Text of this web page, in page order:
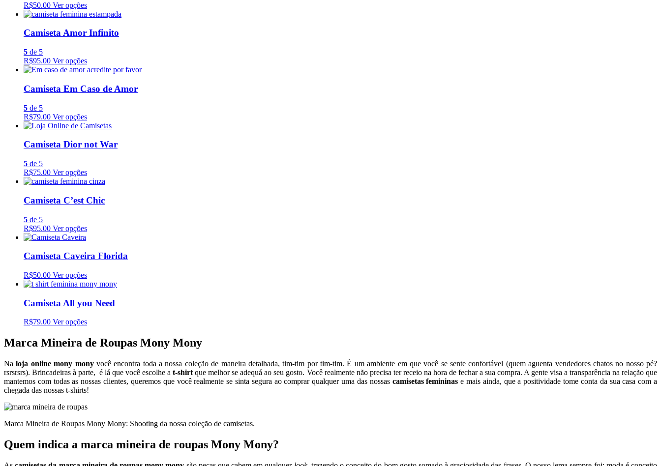
R$50.00 Ver opções
Camiseta Amor Infinito
5 de 5
R$95.00 Ver opções
Camiseta Em Caso de Amor
5 de 5
R$79.00 Ver opções
Camiseta Dior not War
5 de 5
R$75.00 Ver opções
Camiseta C’est Chic
5 de 5
R$95.00 Ver opções
Camiseta Caveira Florida
R$50.00 Ver opções
Camiseta All you Need
R$79.00 Ver opções
Marca Mineira de Roupas Mony Mony
Na loja online mony monyvocê encontra toda a nossa coleção de maneira detalhada, tim-tim por tim-tim. É um ambiente em que você se sente confortável (quem aguenta vendedores chatos no nosso pé?
rsrsrsrs). Brincadeiras à parte, é lá que você escolhe a t-shirt que melhor se adequá ao seu gosto. Você realmente não precisa ter receio na hora de fechar a sua compra. A gente visa a transparência na relação que
mantemos com todas as nossas clientes, queremos que você realmente se sinta segura ao comprar qualquer uma das nossas camisetas femininas e mais ainda, que a positividade tome conta da sua casa com a
chegada das nossas t-shirts!
Marca Mineira de Roupas Mony Mony: Shooting da nossa coleção de camisetas.
Quem indica a marca mineira de roupas Mony Mony?